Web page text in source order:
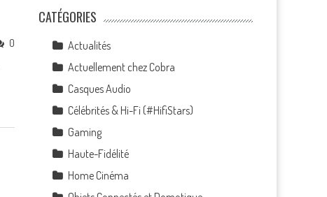
0
CATÉGORIES
Actualités
Actuellement chez Cobra
Casques Audio
Célébrités & Hi-Fi (#HifiStars)
Gaming
Haute-Fidélité
Home Cinéma